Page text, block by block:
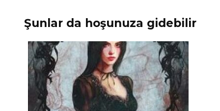
Şunlar da hoşunuza gidebilir